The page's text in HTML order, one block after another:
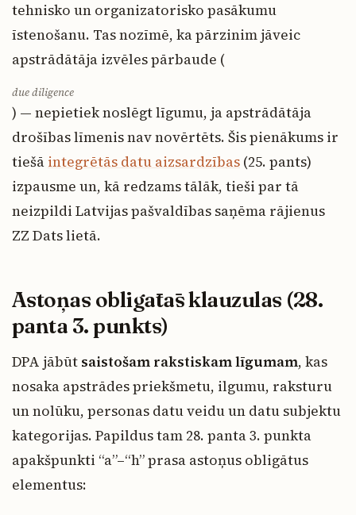
tehnisko un organizatorisko pasākumu
īstenošanu. Tas nozīmē, ka pārzinim jāveic
apstrādātāja izvēles pārbaude (
due diligence
) — nepietiek noslēgt līgumu, ja apstrādātāja
drošības līmenis nav novērtēts. Šis pienākums ir
tiešā integrētās datu aizsardzības (25. pants)
izpausme un, kā redzams tālāk, tieši par tā
neizpildi Latvijas pašvaldības saņēma rājienus
ZZ Dats lietā.
Astoņas obligātās klauzulas (28.
panta 3. punkts)
DPA jābūt saistošam rakstiskam līgumam, kas
nosaka apstrādes priekšmetu, ilgumu, raksturu
un nolūku, personas datu veidu un datu subjektu
kategorijas. Papildus tam 28. panta 3. punkta
apakšpunkti “a”–“h” prasa astoņus obligātus
elementus: